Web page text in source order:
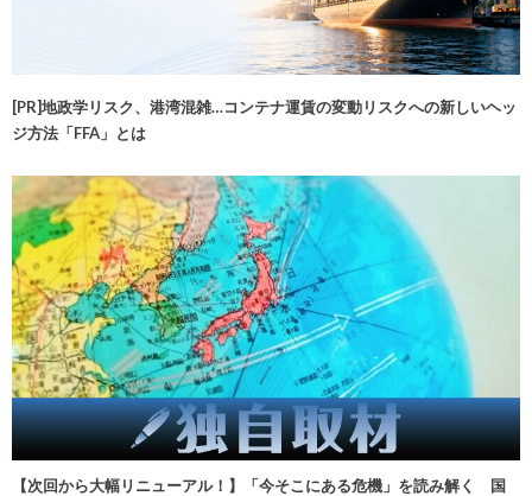
[PR]地政学リスク、港湾混雑…コンテナ運賃の変動リスクへの新しいヘッ
ジ方法「FFA」とは
【次回から大幅リニューアル！】「今そこにある危機」を読み解く 国